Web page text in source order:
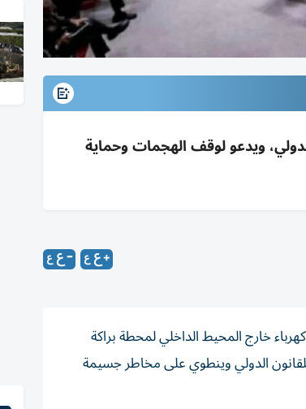
ويدعو لوقف الهجمات وحماية
خارج المحيط الداخلي لمحطة براكة
الدولي وينطوي على مخاطر جسيمة